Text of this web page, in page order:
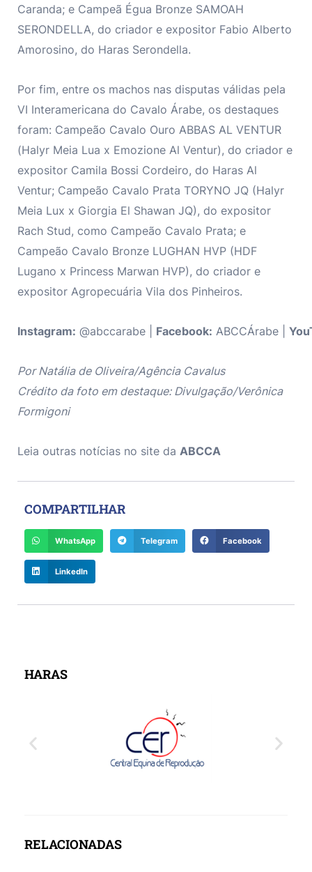
Caranda; e Campeã Égua Bronze SAMOAH
SERONDELLA, do criador e expositor Fabio Alberto
Amorosino, do Haras Serondella.
Por fim, entre os machos nas disputas válidas pela
VI Interamericana do Cavalo Árabe, os destaques
foram: Campeão Cavalo Ouro ABBAS AL VENTUR
(Halyr Meia Lua x Emozione Al Ventur), do criador e
expositor Camila Bossi Cordeiro, do Haras Al
Ventur; Campeão Cavalo Prata TORYNO JQ (Halyr
Meia Lux x Giorgia El Shawan JQ), do expositor
Rach Stud, como Campeão Cavalo Prata; e
Campeão Cavalo Bronze LUGHAN HVP (HDF
Lugano x Princess Marwan HVP), do criador e
expositor Agropecuária Vila dos Pinheiros.
Instagram: @abccarabe | Facebook: ABCCÁrabe |
Por Natália de Oliveira/Agência Cavalus
Crédito da foto em destaque: Divulgação/Verônica
Formigoni
Leia outras notícias no site da ABCCA
COMPARTILHAR
WhatsApp Telegram Facebook
LinkedIn
HARAS
RELACIONADAS